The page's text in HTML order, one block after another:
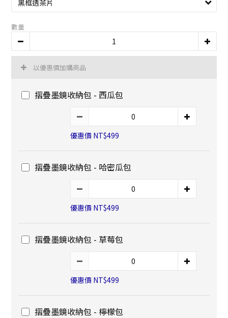
數量
以優惠價加購商品
摺疊墨鏡收納包 - 西瓜包
優惠價 NT$499
摺疊墨鏡收納包 - 哈密瓜包
優惠價 NT$499
摺疊墨鏡收納包 - 草莓包
優惠價 NT$499
摺疊墨鏡收納包 - 檸檬包